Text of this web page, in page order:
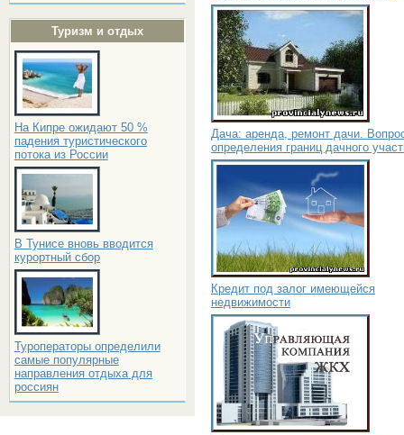
Туризм и отдых
На Кипре ожидают 50 %
падения туристического
потока из России
В Тунисе вновь вводится
курортный сбор
Туроператоры определили
самые популярные
направления отдыха для
россиян
Дача: аренда, ремонт дачи.
определения границ дачного
Кредит под залог имеющейся
недвижимости